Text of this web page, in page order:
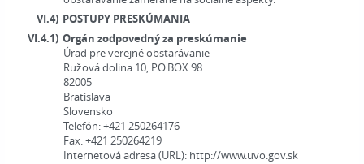
VI.4) POSTUPY PRESKÚMANIA
VI.4.1) Orgán zodpovedný za preskúmanie
Úrad pre verejné obstarávanie
Ružová dolina 10, P.O.BOX 98
82005
Bratislava
Slovensko
Telefón:+421 250264176
Fax:+421 250264219
Internetová adresa (URL): http://www.uvo.gov.sk